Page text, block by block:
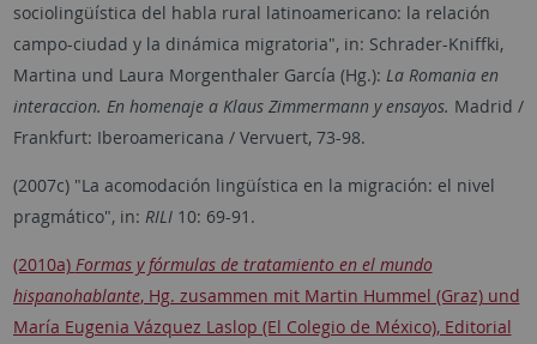
sociolingüística del habla rural latinoamericano: la relación
campo-ciudad y la dinámica migratoria", in: Schrader-Kniffki,
Martina und Laura Morgenthaler García (Hg.): La Romania en
interaccion. En homenaje a Klaus Zimmermann y ensayos. Madrid /
Frankfurt: Ibero­americana / Vervuert, 73-98.
(2007c) "La acomodación lingüística en la migración: el nivel
pragmático", in: RILI 10: 69-91.
(2010a) Formas y fórmulas de tratamiento en el mundo
hispanohablante, Hg. zusammen mit Martin Hummel (Graz) und
María Eugenia Vázquez Laslop (El Colegio de México), Editorial